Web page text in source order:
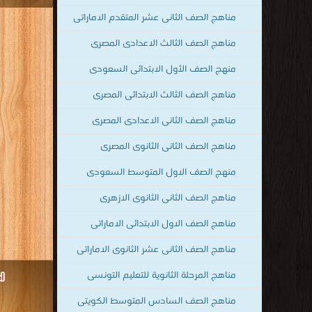
مناهج الصف الثانى عشر المتقدم الاماراتى
مناهج الصف الثالث الاعدادى المصرى
منهج الصف الأول الابتدائى السعودى
مناهج الصف الثالث الابتدائى المصرى
مناهج الصف الثانى الاعدادى المصرى
مناهج الصف الثانى الثانوى المصرى
منهج الصف الاول المتوسط السعودى
مناهج الصف الثانى الثانوى الازهرى
مناهج الصف الاول الابتدائى الاماراتى
مناهج الصف الثانى عشر الثانوى الاماراتى
مناهج المرحلة الثانوية للتعليم التونسى
مناهج الصف السادس المتوسط الكويتى
قراءة و
للصف